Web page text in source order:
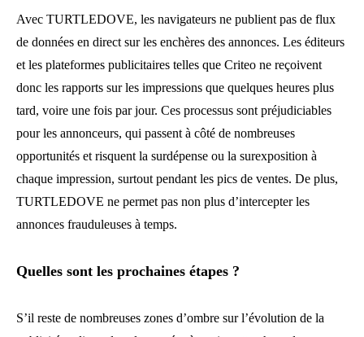
Avec TURTLEDOVE, les navigateurs ne publient pas de flux
de données en direct sur les enchères des annonces. Les éditeurs
et les plateformes publicitaires telles que Criteo ne reçoivent
donc les rapports sur les impressions que quelques heures plus
tard, voire une fois par jour. Ces processus sont préjudiciables
pour les annonceurs, qui passent à côté de nombreuses
opportunités et risquent la surdépense ou la surexposition à
chaque impression, surtout pendant les pics de ventes. De plus,
TURTLEDOVE ne permet pas non plus d’intercepter les
annonces frauduleuses à temps.
Quelles sont les prochaines étapes ?
S’il reste de nombreuses zones d’ombre sur l’évolution de la